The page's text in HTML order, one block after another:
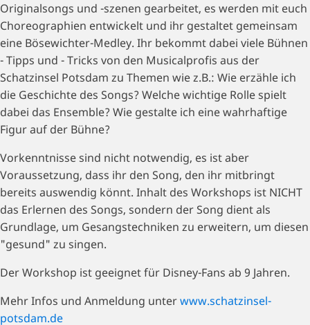
Originalsongs und -szenen gearbeitet, es werden mit euch
Choreographien entwickelt und ihr gestaltet gemeinsam
eine Bösewichter-Medley. Ihr bekommt dabei viele Bühnen
- Tipps und - Tricks von den Musicalprofis aus der
Schatzinsel Potsdam zu Themen wie z.B.: Wie erzähle ich
die Geschichte des Songs? Welche wichtige Rolle spielt
dabei das Ensemble? Wie gestalte ich eine wahrhaftige
Figur auf der Bühne?
Vorkenntnisse sind nicht notwendig, es ist aber
Voraussetzung, dass ihr den Song, den ihr mitbringt
bereits auswendig könnt. Inhalt des Workshops ist NICHT
das Erlernen des Songs, sondern der Song dient als
Grundlage, um Gesangstechniken zu erweitern, um diesen
"gesund" zu singen.
Der Workshop ist geeignet für Disney-Fans ab 9 Jahren.
Mehr Infos und Anmeldung unterwww.schatzinsel-
potsdam.de